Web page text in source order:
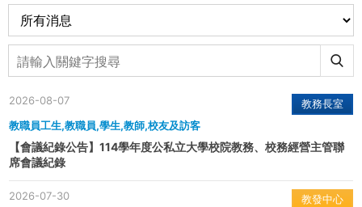
教務長室
教職員工生,教職員,學生,教師,校友及訪客
2026-08-07
【會議紀錄公告】114學年度公私立大學校院教務、校務經營主管聯
席會議紀錄
教發中心
2026-07-30